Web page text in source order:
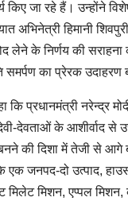
किए जा रहे हैं। उन्होंने
अभिनेत्री हिमानी
लेने के निर्णय की
समर्पण का प्रेरक उदाहरण
प्रधानमंत्री नरेन्द्र
देवताओं के आशीर्वाद से
की दिशा में तेजी से आगे
एक जनपद-दो उत्पाद,
मिलेट मिशन, एप्पल मिशन,